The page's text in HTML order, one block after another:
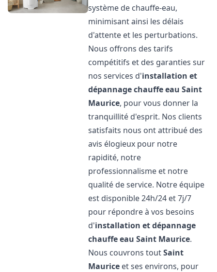
système de chauffe-eau,
minimisant ainsi les délais
d'attente et les perturbations.
Nous offrons des tarifs
compétitifs et des garanties sur
nos services d'installation et
dépannage chauffe eau Saint
Maurice, pour vous donner la
tranquillité d'esprit. Nos clients
satisfaits nous ont attribué des
avis élogieux pour notre
rapidité, notre
professionnalisme et notre
qualité de service. Notre équipe
est disponible 24h/24 et 7j/7
pour répondre à vos besoins
d'installation et dépannage
chauffe eau Saint Maurice.
Nous couvrons toutSaint
Maurice et ses environs, pour